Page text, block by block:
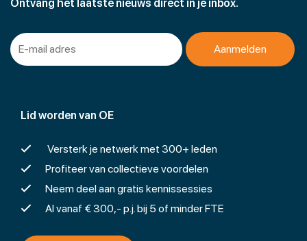
Lid worden van OE
Versterk je netwerk met 300+ leden
Profiteer van collectieve voordelen
Neem deel aan gratis kennissessies
Al vanaf € 300,- p.j. bij 5 of minder FTE
Ontvang het laatste nieuws direct in je inbox.